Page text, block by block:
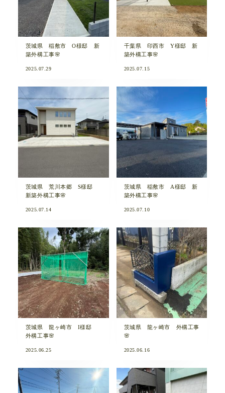
茨城県 稲敷市 O様邸 新
築外構工事🌸
2025.07.29
千葉県 印西市 Y様邸 新
築外構工事🌸
2025.07.15
茨城県 荒川本郷 S様邸
新築外構工事🌸
2025.07.14
茨城県 稲敷市 A様邸 新
築外構工事🌸
2025.07.10
茨城県 龍ヶ崎市 I様邸
外構工事🌸
2025.06.25
茨城県 龍ヶ崎市 外構工事
🌸